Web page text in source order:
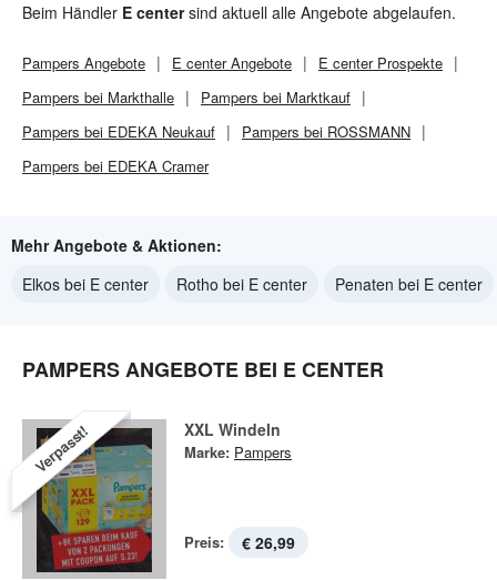
Beim Händler E centersind aktuell alle Angebote abgelaufen.
Pampers Angebote E centerAngebote E centerProspekte
Pampers bei Markthalle
Pampers bei Marktkauf
Pampers bei EDEKA Neukauf
Pampers bei ROSSMANN
Pampers bei EDEKA Cramer
Mehr Angebote & Aktionen:
Elkos bei E center
Rotho bei E center Penaten bei E center
PAMPERS ANGEBOTE BEI E CENTER
Verpasst! XXL Windeln
Marke: Pampers
Preis: € 26,99